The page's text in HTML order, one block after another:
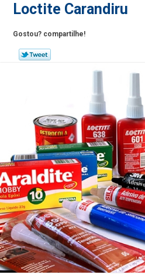
Loctite Carandiru
Gostou? compartilhe!